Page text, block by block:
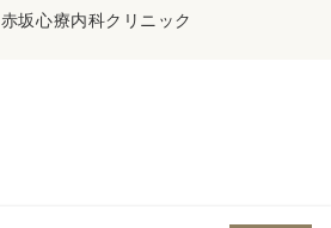
赤坂心療内科クリニック